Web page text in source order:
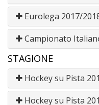
Eurolega 2017/
Campionato
STAGIONE
Hockey su Pista
Hockey su Pista